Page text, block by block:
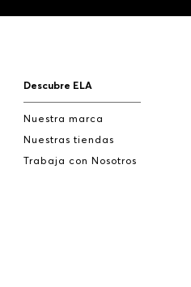
Descubre ELA
Nuestra marca
Nuestras tiendas
Trabaja con Nosotros